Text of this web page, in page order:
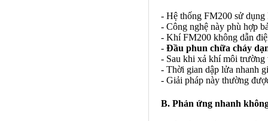
- Hệ thống FM200 sử dụng
- Công nghệ này phù hợp
- Khí FM200 không dẫn
- Đầu phun chữa cháy
- Sau khi xả khí môi trường
- Thời gian dập lửa nhanh
- Giải pháp này thường
B. Phản ứng nhanh